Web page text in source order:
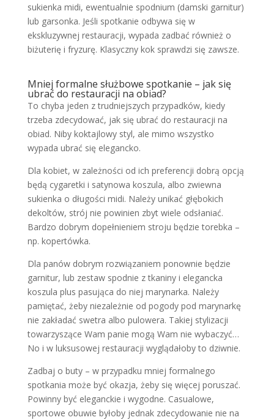
sukienka midi, ewentualnie spodnium (damski garnitur)
lub garsonka. Jeśli spotkanie odbywa się w
ekskluzywnej restauracji, wypada zadbać również o
biżuterię i fryzurę. Klasyczny kok sprawdzi się zawsze.
Mniej formalne służbowe spotkanie – jak się
ubrać do restauracji na obiad?
To chyba jeden z trudniejszych przypadków, kiedy
trzeba zdecydować, jak się ubrać do restauracji na
obiad. Niby koktajlowy styl, ale mimo wszystko
wypada ubrać się elegancko.
Dla kobiet, w zależności od ich preferencji dobrą opcją
będą cygaretki i satynowa koszula, albo zwiewna
sukienka o długości midi. Należy unikać głębokich
dekoltów, strój nie powinien zbyt wiele odsłaniać.
Bardzo dobrym dopełnieniem stroju będzie torebka –
np. kopertówka.
Dla panów dobrym rozwiązaniem ponownie będzie
garnitur, lub zestaw spodnie z tkaniny i elegancka
koszula plus pasująca do niej marynarka. Należy
pamiętać, żeby niezależnie od pogody pod marynarkę
nie zakładać swetra albo pulowera. Takiej stylizacji
towarzyszące Wam panie mogą Wam nie wybaczyć…
No i w luksusowej restauracji wyglądałoby to dziwnie.
Zadbaj o buty – w przypadku mniej formalnego
spotkania może być okazja, żeby się więcej poruszać.
Powinny być eleganckie i wygodne. Casualowe,
sportowe obuwie byłoby jednak zdecydowanie nie na